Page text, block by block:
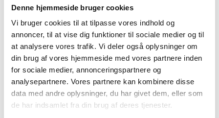
Denne hjemmeside bruger cookies
Vi bruger cookies til at tilpasse vores indhold og
annoncer, til at vise dig funktioner til sociale medier og til
at analysere vores trafik. Vi deler også oplysninger om
din brug af vores hjemmeside med vores partnere inden
for sociale medier, annonceringspartnere og
analysepartnere. Vores partnere kan kombinere disse
data med andre oplysninger, du har givet dem, eller som
de har indsamlet fra din brug af deres tjenester.
Lavet i smukt, massivt egetræ med naturlig struktur
Enkel, moderne og tidløs æstetik
Stabil slids i toppen til nem placering af kort og
billeder
Væghængt design med skjulte skruehuller
Passer perfekt til postkort, fotos, små print og
menukort
Fordi hver kortholder er fremstillet af ægte træ, vil der
forekomme små variationer i farve og årestruktur —
hvilket giver hver holder sit eget unikke præg.
Denne kortholder er det perfekte valg, hvis du ønsker